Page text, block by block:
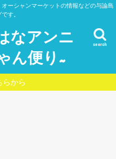
ーシャンマーケットの情報などの与論島
す。
なアンニ
ん便り~
search
らから